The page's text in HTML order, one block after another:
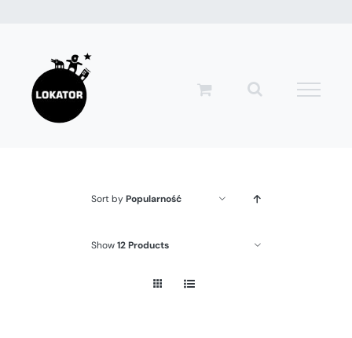
zawartości
Sort byPopularność
Show12 Products